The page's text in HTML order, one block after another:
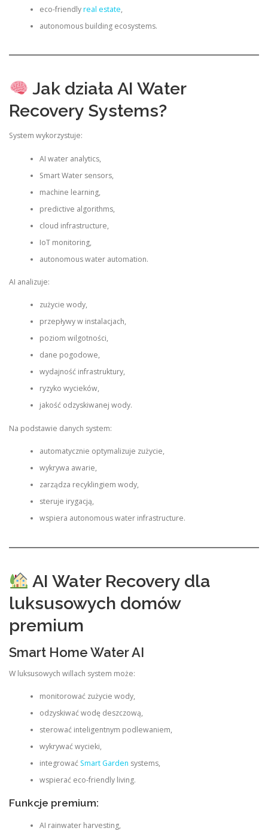
eco-friendlyreal estate,
autonomous building ecosystems.
Jak działa AI Water
Recovery Systems?
System wykorzystuje:
AI water analytics,
Smart Water sensors,
machine learning,
predictive algorithms,
cloud infrastructure,
IoT monitoring,
autonomous water automation.
AI analizuje:
zużycie wody,
przepływy w instalacjach,
poziom wilgotności,
dane pogodowe,
wydajność infrastruktury,
ryzyko wycieków,
jakość odzyskiwanej wody.
Na podstawie danych system:
automatycznie optymalizuje zużycie,
wykrywa awarie,
zarządza recyklingiem wody,
steruje irygacją,
wspiera autonomous water infrastructure.
AI Water Recovery dla
luksusowych domów
premium
Smart Home Water AI
W luksusowych willach system może:
monitorować zużycie wody,
odzyskiwać wodę deszczową,
sterować inteligentnym podlewaniem,
wykrywać wycieki,
integrować Smart Garden systems,
wspierać eco-friendly living.
Funkcje premium:
AI rainwater harvesting,